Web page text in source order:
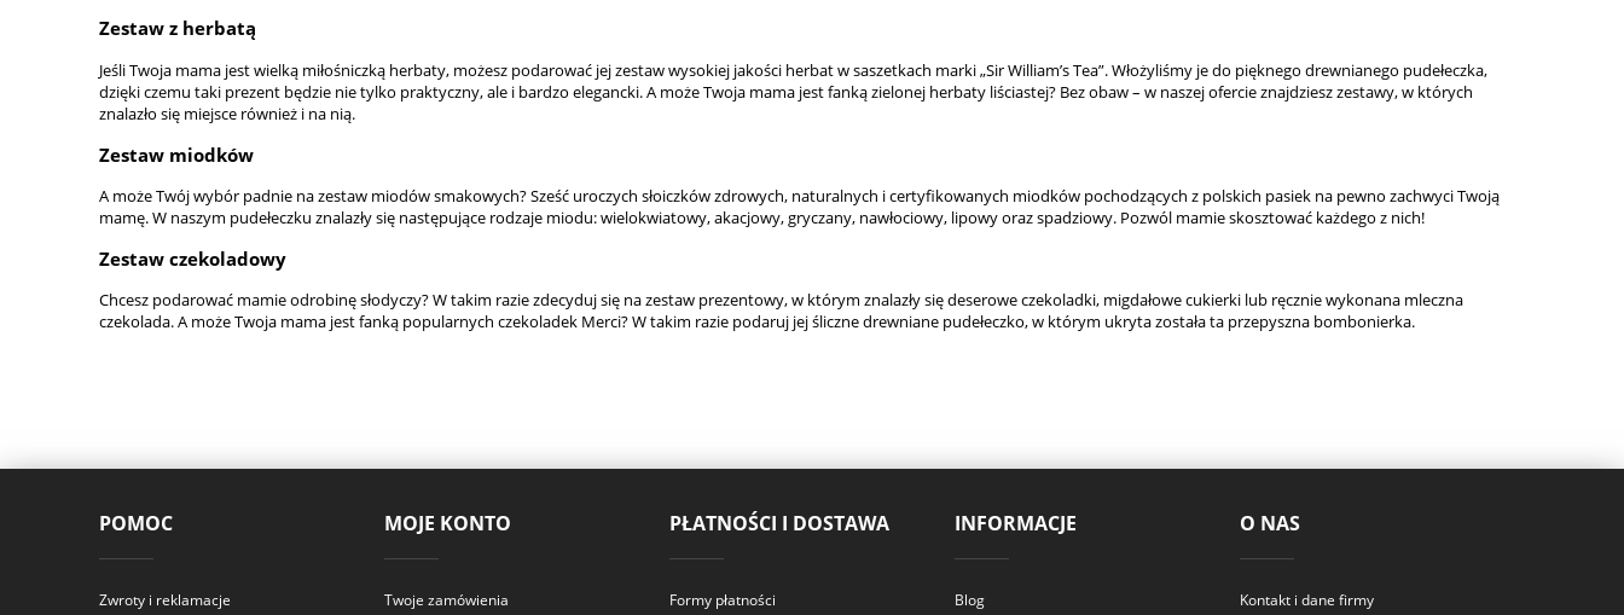
Zestaw z herbatą
Jeśli Twoja mama jest wielką miłośniczką herbaty, możesz podarować jej zestaw wysokiej jakości herbat w saszetkach marki „Sir William’s Tea”. Włożyliśmy je do pięknego drewnianego pudełeczka,
dzięki czemu taki prezent będzie nie tylko praktyczny, ale i bardzo elegancki. A może Twoja mama jest fanką zielonej herbaty liściastej? Bez obaw – w naszej ofercie znajdziesz zestawy, w których
znalazło się miejsce również i na nią.
Zestaw miodków
A może Twój wybór padnie na zestaw miodów smakowych? Sześć uroczych słoiczków zdrowych, naturalnych i certyfikowanych miodków pochodzących z polskich pasiek na pewno zachwyci Twoją
mamę. W naszym pudełeczku znalazły się następujące rodzaje miodu: wielokwiatowy, akacjowy, gryczany, nawłociowy, lipowy oraz spadziowy. Pozwól mamie skosztować każdego z nich!
Zestaw czekoladowy
Chcesz podarować mamie odrobinę słodyczy? W takim razie zdecyduj się na zestaw prezentowy, w którym znalazły się deserowe czekoladki, migdałowe cukierki lub ręcznie wykonana mleczna
czekolada. A może Twoja mama jest fanką popularnych czekoladek Merci? W takim razie podaruj jej śliczne drewniane pudełeczko, w którym ukryta została ta przepyszna bombonierka.
POMOC
Zwroty i reklamacje
MOJE KONTO
Twoje zamówienia
PŁATNOŚCI I DOSTAWA
Formy płatności
INFORMACJE
Blog
O NAS
Kontakt i dane firmy